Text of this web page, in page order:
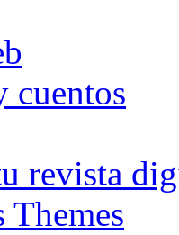
cuentos
revista
Themes